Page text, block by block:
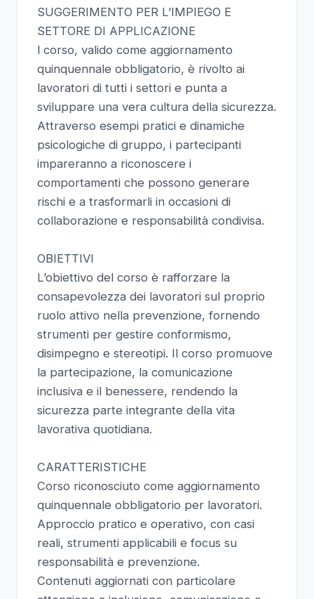
SUGGERIMENTO PER L’IMPIEGO E
SETTORE DI APPLICAZIONE
l corso, valido come aggiornamento
quinquennale obbligatorio, è rivolto ai
lavoratori di tutti i settori e punta a
sviluppare una vera cultura della sicurezza.
Attraverso esempi pratici e dinamiche
psicologiche di gruppo, i partecipanti
impareranno a riconoscere i
comportamenti che possono generare
rischi e a trasformarli in occasioni di
collaborazione e responsabilità condivisa.
OBIETTIVI
L’obiettivo del corso è rafforzare la
consapevolezza dei lavoratori sul proprio
ruolo attivo nella prevenzione, fornendo
strumenti per gestire conformismo,
disimpegno e stereotipi. Il corso promuove
la partecipazione, la comunicazione
inclusiva e il benessere, rendendo la
sicurezza parte integrante della vita
lavorativa quotidiana.
CARATTERISTICHE
Corso riconosciuto come aggiornamento
quinquennale obbligatorio per lavoratori.
Approccio pratico e operativo, con casi
reali, strumenti applicabili e focus su
responsabilità e prevenzione.
Contenuti aggiornati con particolare